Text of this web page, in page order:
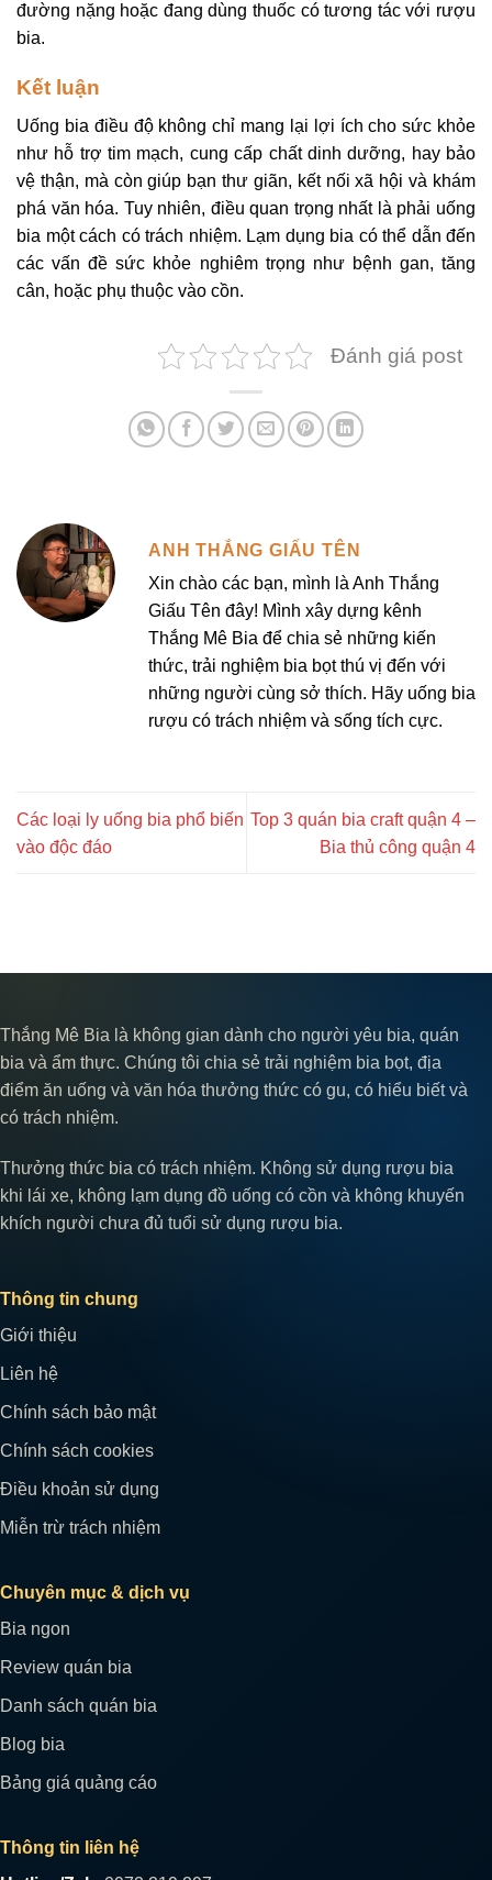
đường nặng hoặc đang dùng thuốc có tương tác với rượu
bia.
Kết luận
Uống bia điều độ không chỉ mang lại lợi ích cho sức khỏe
như hỗ trợ tim mạch, cung cấp chất dinh dưỡng, hay bảo
vệ thận, mà còn giúp bạn thư giãn, kết nối xã hội và khám
phá văn hóa. Tuy nhiên, điều quan trọng nhất là phải uống
bia một cách có trách nhiệm. Lạm dụng bia có thể dẫn đến
các vấn đề sức khỏe nghiêm trọng như bệnh gan, tăng
cân, hoặc phụ thuộc vào cồn.
Đánh giá post
ANH THẮNG GIẤU TÊN
Xin chào các bạn, mình là Anh Thắng
Giấu Tên đây! Mình xây dựng kênh
Thắng Mê Bia để chia sẻ những kiến
thức, trải nghiệm bia bọt thú vị đến với
những người cùng sở thích. Hãy uống bia
rượu có trách nhiệm và sống tích cực.
Các loại ly uống bia phổ biến
vào độc đáo
Top 3 quán bia craft quận 4 –
Bia thủ công quận 4
Thắng Mê Bia là không gian dành cho người yêu bia, quán
bia và ẩm thực. Chúng tôi chia sẻ trải nghiệm bia bọt, địa
điểm ăn uống và văn hóa thưởng thức có gu, có hiểu biết và
có trách nhiệm.
Thưởng thức bia có trách nhiệm. Không sử dụng rượu bia
khi lái xe, không lạm dụng đồ uống có cồn và không khuyến
khích người chưa đủ tuổi sử dụng rượu bia.
Thông tin chung
Giới thiệu
Liên hệ
Chính sách bảo mật
Chính sách cookies
Điều khoản sử dụng
Miễn trừ trách nhiệm
Chuyên mục & dịch vụ
Bia ngon
Review quán bia
Danh sách quán bia
Blog bia
Bảng giá quảng cáo
Thông tin liên hệ